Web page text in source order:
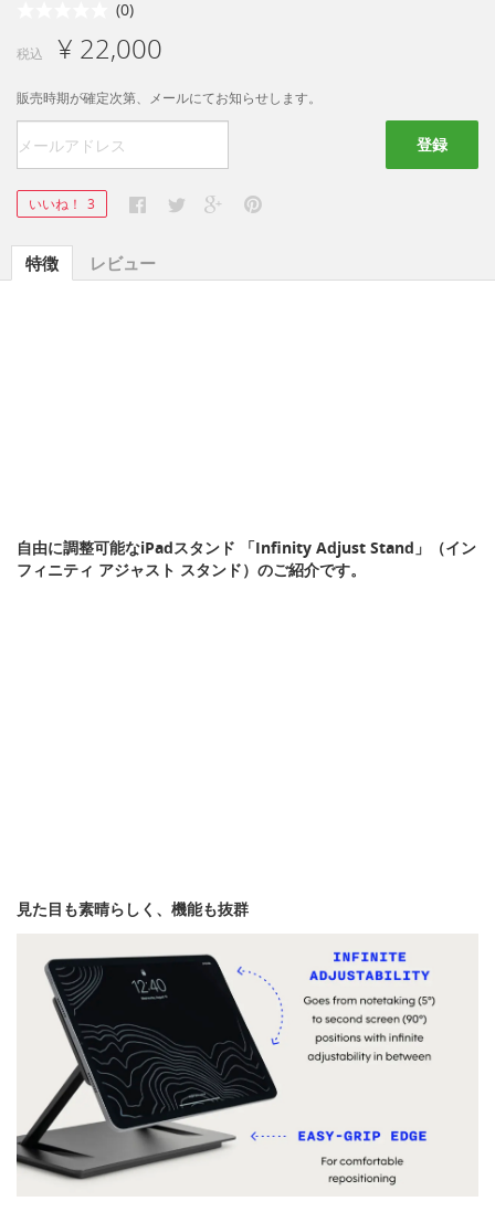
(0)
税込 ¥ 22,000
販売時期が確定次第、メールにてお知らせします。
登録
いいね！ 3
特徴 レビュー
自由に調整可能なiPadスタンド 「Infinity Adjust Stand」（イン
フィニティ アジャスト スタンド）のご紹介です。
見た目も素晴らしく、機能も抜群